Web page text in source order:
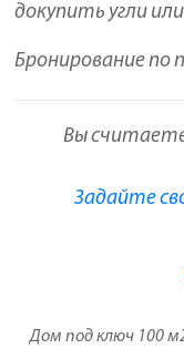
докупить угли
Бронирование по
Вы
Задайте
Дом под ключ 100